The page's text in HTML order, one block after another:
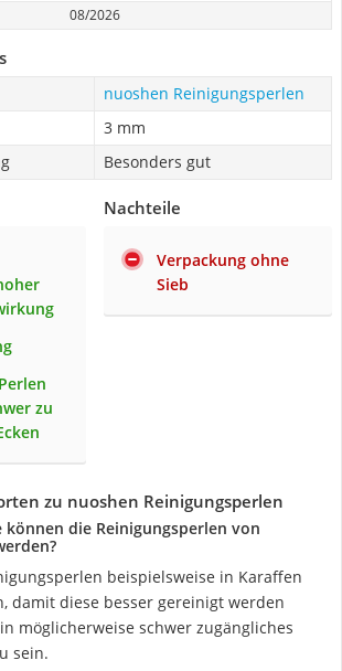
08/2026
nuoshen Reinigungsperlen
3 mm
Besonders gut
zu
Nachteile
Verpackung ohne
Sieb
zu nuoshen Reinigungsperlen
können die Reinigungsperlen von
beispielsweise in Karaffen
damit diese besser gereinigt werden
möglicherweise schwer zugängliches
sein.